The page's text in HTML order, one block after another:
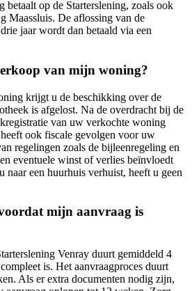
betaalt op de Starterslening, zoals ook
Maassluis. De aflossing van de
jaar wordt dan betaald via een
van mijn woning?
krijgt u de beschikking over de
is afgelost. Na de overdracht bij de
van uw verkochte woning
ook fiscale gevolgen voor uw
regelingen zoals de bijleenregeling en
eventuele winst of verlies beïnvloedt
naar een huurhuis verhuist, heeft u geen
mijn aanvraag is
Venray duurt gemiddeld 4
is. Het aanvraagproces duurt
Als er extra documenten nodig zijn,